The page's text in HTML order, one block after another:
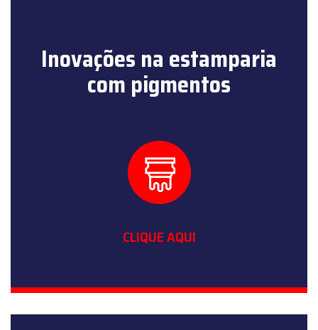
Inovações na estamparia
com pigmentos
CLIQUE AQUI